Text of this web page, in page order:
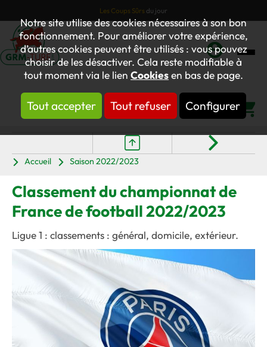
Notre site utilise des cookies nécessaires à son bon
fonctionnement. Pour améliorer votre expérience,
d’autres cookies peuvent être utilisés : vous pouvez
choisir de les désactiver. Cela reste modifiable à
tout moment via le lien Cookiesen bas de page.
Tout accepter Tout refuser Configurer
Les Coups Sûrs du jour
Mon
compte
Accueil Saison 2022/2023
Classement du championnat de
France de football 2022/2023
Ligue 1 : classements : général, domicile, extérieur.